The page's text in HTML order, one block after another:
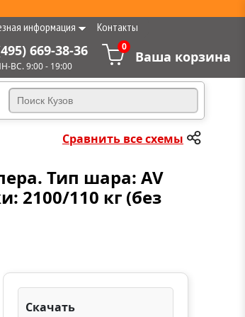
информация Контакты
669-38-36
ВС. 9:00 - 19:00
0
Ваша корзина
Сравнить все схемы
Тип шара: AV
2100/110 кг (без
Скачать